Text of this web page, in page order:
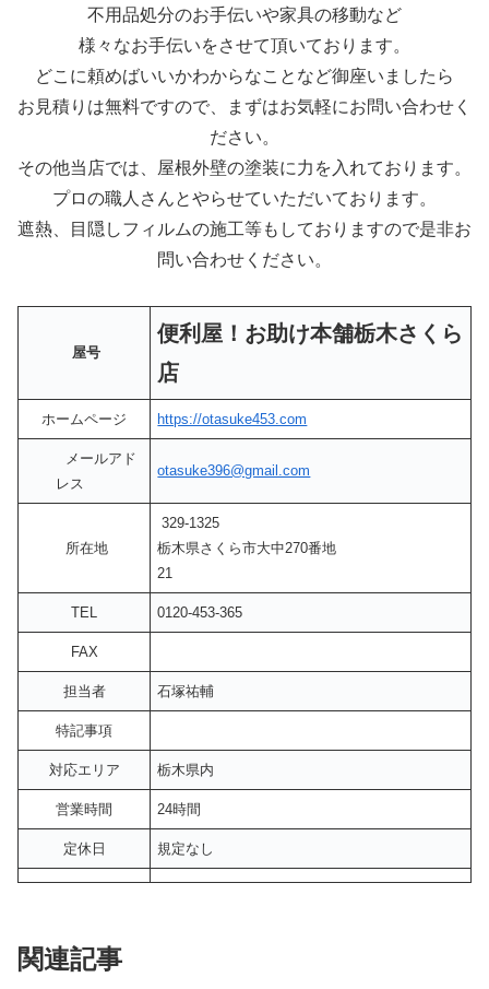
不用品処分のお手伝いや家具の移動など
様々なお手伝いをさせて頂いております。
どこに頼めばいいかわからなことなど御座いましたら
お見積りは無料ですので、まずはお気軽にお問い合わせく
ださい。
その他当店では、屋根外壁の塗装に力を入れております。
プロの職人さんとやらせていただいております。
遮熱、目隠しフィルムの施工等もしておりますので是非お
問い合わせください。
屋号
便利屋！お助け本舗栃木さくら
店
ホームページ https://otasuke453.com
メールアド
レス
otasuke396@gmail.com
所在地
329-1325
栃木県さくら市大中270番地
21
TEL 0120-453-365
FAX
担当者 石塚祐輔
特記事項
対応エリア 栃木県内
営業時間 24時間
定休日 規定なし
関連記事